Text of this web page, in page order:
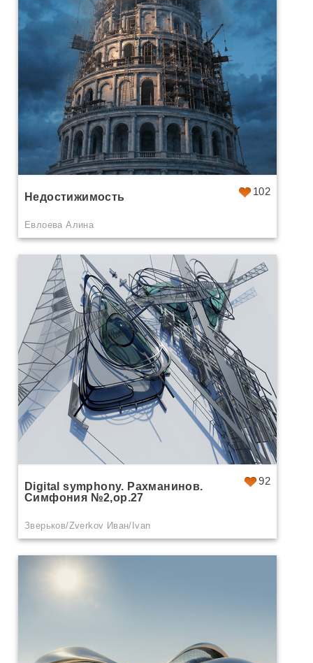
102
Недостижимость
Евлоева Алина
92
Digital symphony. Рахманинов.
Симфония №2,op.27
Зверьков/Zverkov Иван/Ivan